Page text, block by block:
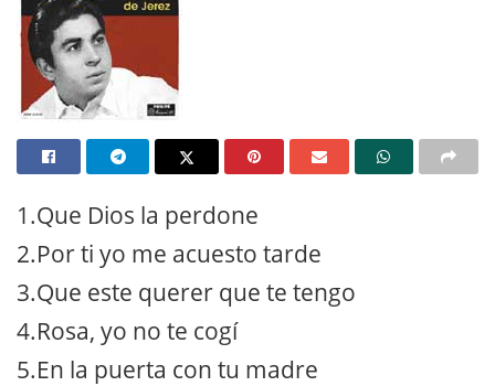
1.Que Dios la perdone
2.Por ti yo me acuesto tarde
3.Que este querer que te tengo
4.Rosa, yo no te cogí
5.En la puerta con tu madre